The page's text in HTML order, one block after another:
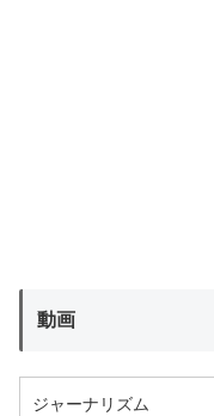
動画
ジャーナリズム